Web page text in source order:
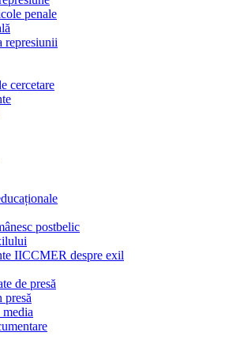
penale
represiunii
cercetare
postbelic
IICCMER despre exil
de presă